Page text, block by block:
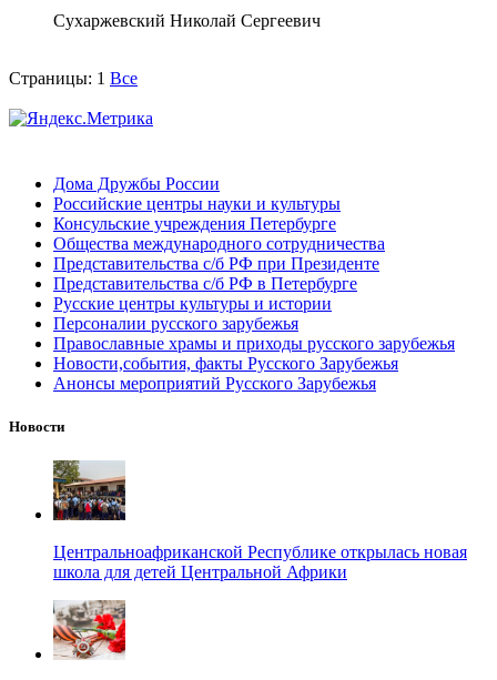
Сухаржевский Николай Сергеевич
Страницы: 1 Все
Дома Дружбы России
Российские центры науки и культуры
Консульские учреждения Петербурге
Общества международного сотрудничества
Представительства с/б РФ при Президенте
Представительства с/б РФ в Петербурге
Русские центры культуры и истории
Персоналии русского зарубежья
Православные храмы и приходы русского зарубежья
Новости,события, факты Русского Зарубежья
Анонсы мероприятий Русского Зарубежья
Новости
Центральноафриканской Республике открылась новая
школа для детей Центральной Африки